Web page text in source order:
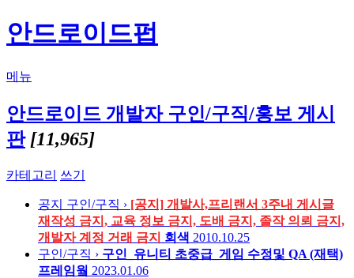
안드로이드펍
메뉴
안드로이드 개발자 구인/구직/홍보 게시
판 [11,965]
카테고리 쓰기
공지 구인/구직 › [공지] 개발사,프리랜서 3주내 게시글
재작성 금지, 교육 정보 금지, 도배 금지, 졸작 의뢰 금지,
개발자 계정 거래 금지 회색 2010.10.25
구인/구직 › 구인_유니티 초중급_게임 수정및 QA (재택)
프레임웤 2023.01.06